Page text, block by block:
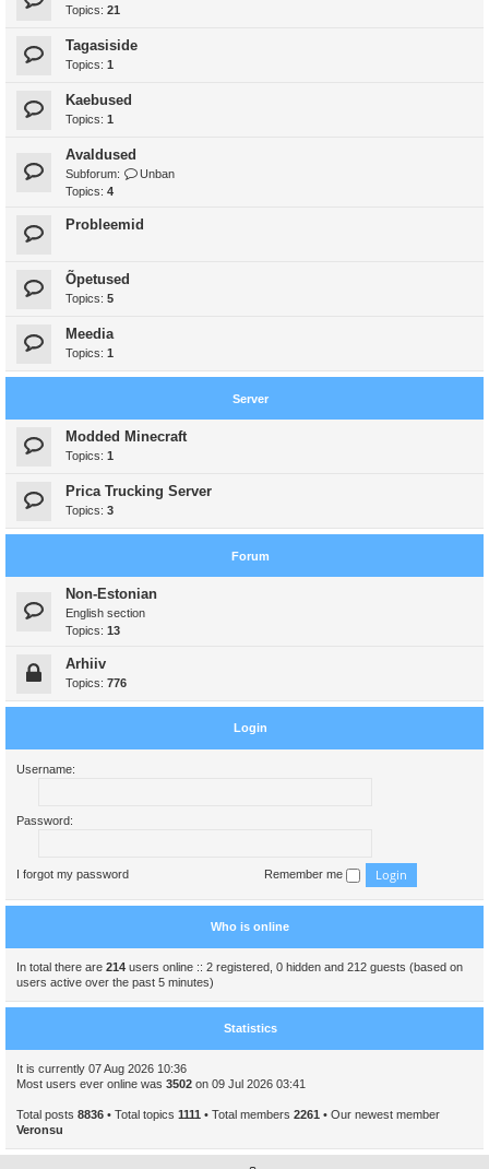
Topics: 21
Tagasiside
Topics: 1
Kaebused
Topics: 1
Avaldused
Subforum:
Unban
Topics: 4
Probleemid
Õpetused
Topics: 5
Meedia
Topics: 1
Server
Modded Minecraft
Topics: 1
Prica Trucking Server
Topics: 3
Forum
Non-Estonian
English section
Topics: 13
Arhiiv
Topics: 776
Login
Username:
Password:
I forgot my password Remember me
Who is online
In total there are 214 users online :: 2 registered, 0 hidden and 212 guests (based on
users active over the past 5 minutes)
Statistics
It is currently 07 Aug 2026 10:36
Most users ever online was 3502 on 09 Jul 2026 03:41
Total posts 8836 • Total topics 1111 • Total members 2261 • Our newest member
Veronsu